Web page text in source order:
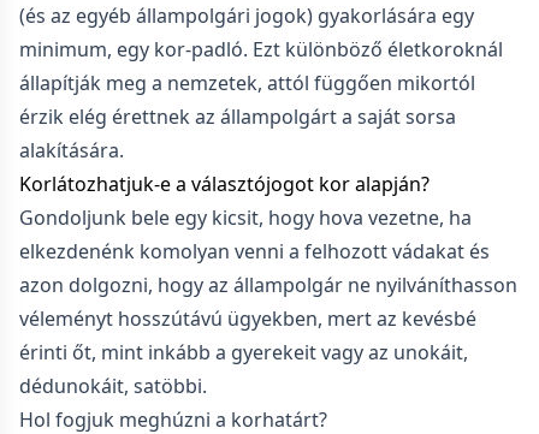
(és az egyéb állampolgári jogok) gyakorlására egy
minimum, egy kor-padló. Ezt különböző életkoroknál
állapítják meg a nemzetek, attól függően mikortól
érzik elég érettnek az állampolgárt a saját sorsa
alakítására.
Korlátozhatjuk-e a választójogot kor alapján?
Gondoljunk bele egy kicsit, hogy hova vezetne, ha
elkezdenénk komolyan venni a felhozott vádakat és
azon dolgozni, hogy az állampolgár ne nyilváníthasson
véleményt hosszútávú ügyekben, mert az kevésbé
érinti őt, mint inkább a gyerekeit vagy az unokáit,
dédunokáit, satöbbi.
Hol fogjuk meghúzni a korhatárt?